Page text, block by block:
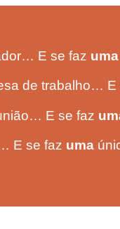
E se faz uma
de trabalho… E
E se faz
E se faz uma